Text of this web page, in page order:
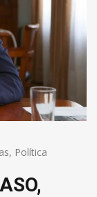
, Política